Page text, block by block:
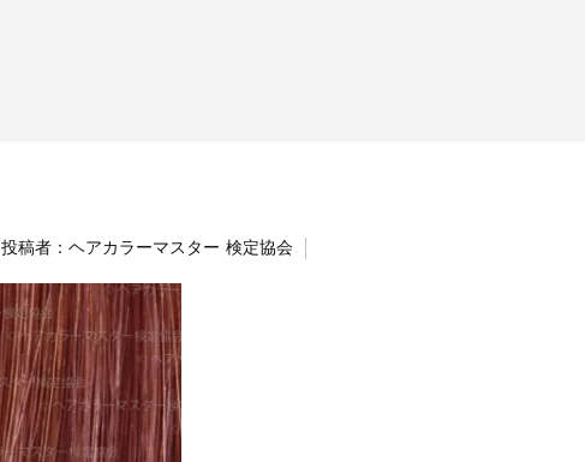
投稿者：ヘアカラーマスター 検定協会